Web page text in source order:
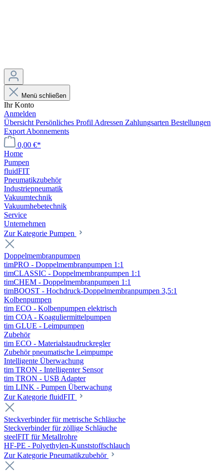
Menü schließen
Ihr Konto
Anmelden
Übersicht Persönliches Profil Adressen Zahlungsarten Bestellungen
Export Abonnements
0,00 €*
Home
Pumpen
fluidFIT
Pneumatikzubehör
Industriepneumatik
Vakuumtechnik
Vakuumhebetechnik
Service
Unternehmen
Zur Kategorie Pumpen
Doppelmembranpumpen
timPRO - Doppelmembranpumpen 1:1
timCLASSIC - Doppelmembranpumpen 1:1
timCHEM - Doppelmembranpumpen 1:1
timBOOST - Hochdruck-Doppelmembranpumpen 3,5:1
Kolbenpumpen
tim ECO - Kolbenpumpen elektrisch
tim COA - Koaguliermittelpumpen
tim GLUE - Leimpumpen
Zubehör
tim ECO - Materialstaudruckregler
Zubehör pneumatische Leimpumpe
Intelligente Überwachung
tim TRON - Intelligenter Sensor
tim TRON - USB Adapter
tim LINK - Pumpen Überwachung
Zur Kategorie fluidFIT
Steckverbinder für metrische Schläuche
Steckverbinder für zöllige Schläuche
steelFIT für Metallrohre
HF-PE - Polyethylen-Kunststoffschlauch
Zur Kategorie Pneumatikzubehör